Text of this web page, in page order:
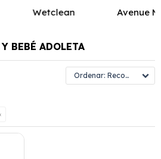
Wetclean Avenue
BEBÉ ADOLETA
Recomendados